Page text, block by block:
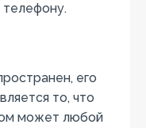
его
то, что
может любой